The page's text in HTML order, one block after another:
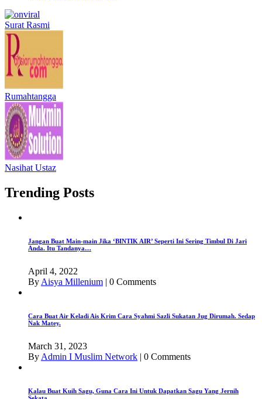
Surat Rasmi
Rumahtangga
Nasihat Ustaz
Trending Posts
Jangan Buat Main-main Jika ‘BINTIK AIR’ Seperti Ini Sering Timbul Di Jari
Anda. Itu Tandanya…
April 4, 2022
By Aisya Millenium | 0 Comments
Cara Buat Air Keladi Ais Krim Cara Syahmi Sazli Sukatan Jug Dirumah. Sedap
Nak Matey.
March 31, 2023
By Admin I Muslim Network | 0 Comments
Kalau Buat Kuih Sagu, Guna Cara Ini Untuk Dapatkan Sagu Yang Jernih
Sekata.